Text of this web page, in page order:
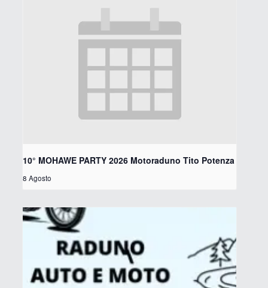
10° MOHAWE PARTY 2026 Motoraduno Tito Potenza
8 Agosto